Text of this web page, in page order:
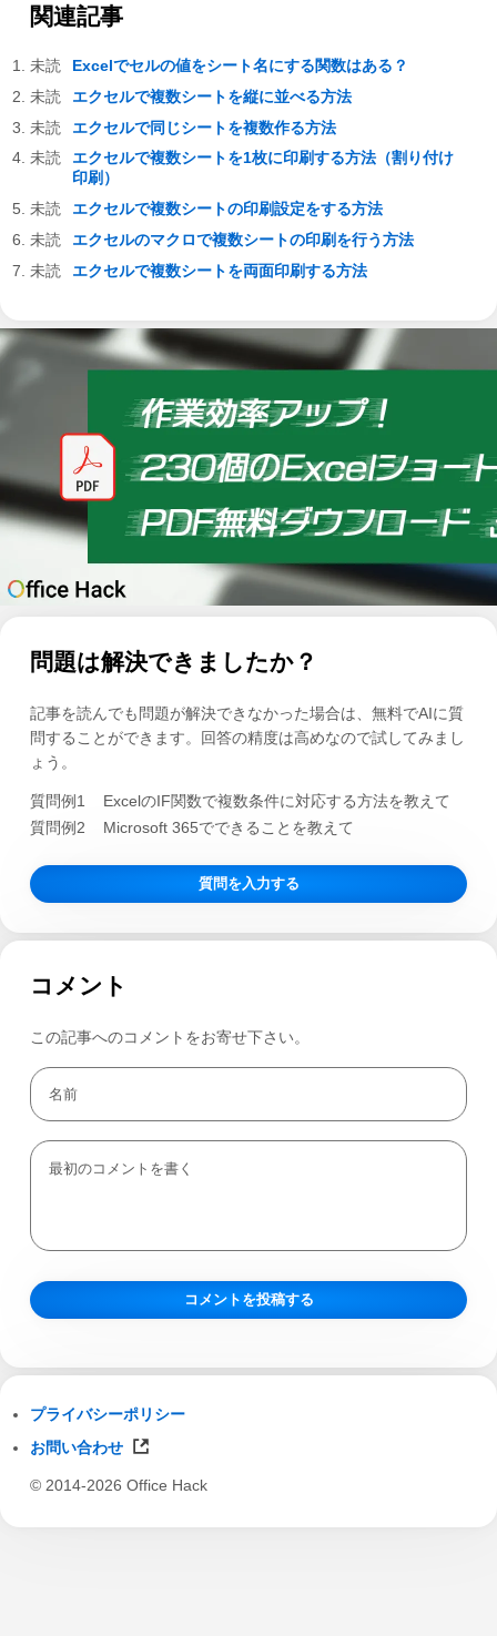
関連記事
Excelでセルの値をシート名にする関数はある？
エクセルで複数シートを縦に並べる方法
エクセルで同じシートを複数作る方法
エクセルで複数シートを1枚に印刷する方法（割り付け
印刷）
エクセルで複数シートの印刷設定をする方法
エクセルのマクロで複数シートの印刷を行う方法
エクセルで複数シートを両面印刷する方法
問題は解決できましたか？
記事を読んでも問題が解決できなかった場合は、無料でAIに質
問することができます。回答の精度は高めなので試してみまし
ょう。
質問例1
ExcelのIF関数で複数条件に対応する方法を教えて
質問例2
Microsoft 365でできることを教えて
質問を入力する
コメント
この記事へのコメントをお寄せ下さい。
プライバシーポリシー
お問い合わせ
© 2014-2026 Office Hack